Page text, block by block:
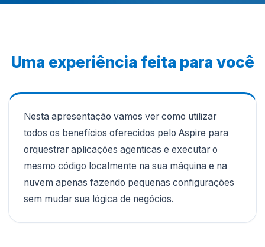
Uma experiência feita para você
Nesta apresentação vamos ver como utilizar
todos os benefícios oferecidos pelo Aspire para
orquestrar aplicações agenticas e executar o
mesmo código localmente na sua máquina e na
nuvem apenas fazendo pequenas configurações
sem mudar sua lógica de negócios.